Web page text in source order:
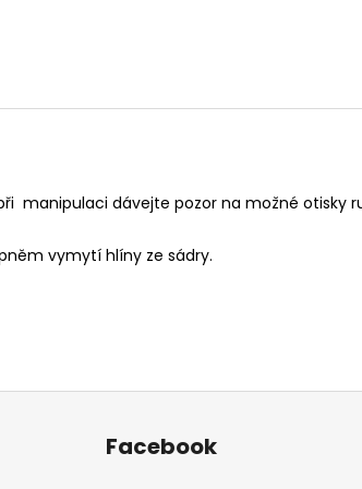
dávejte pozor na možné otisky
vymytí hlíny ze sádry.
Facebook